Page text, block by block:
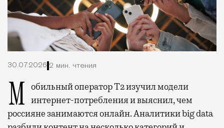
30.07.2026 2 мин. чтения
Мобильный оператор Т2 изучил модели интернет-потребления и выяснил, чем
россияне занимаются онлайн. Аналитики big data